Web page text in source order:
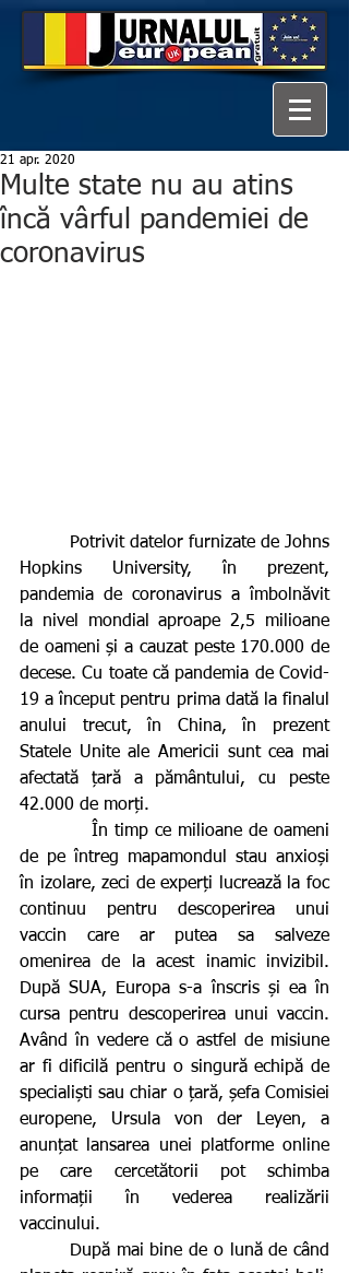
Multe state nu au atins
încă vârful pandemiei de
coronavirus
21 apr. 2020
Hopkins University, în prezent,
pandemia de coronavirus a îmbolnăvit
la nivel mondial aproape 2,5 milioane
de oameni și a cauzat peste 170.000 de
decese. Cu toate că pandemia de Covid-
19 a început pentru prima dată la finalul
anului trecut, în China, în prezent
Statele Unite ale Americii sunt cea mai
afectată țară a pământului, cu peste
42.000 de morți.
de pe întreg mapamondul stau anxioși
în izolare, zeci de experți lucrează la foc
continuu pentru descoperirea unui
vaccin care ar putea sa salveze
omenirea de la acest inamic invizibil.
După SUA, Europa s-a înscris și ea în
cursa pentru descoperirea unui vaccin.
Având în vedere că o astfel de misiune
ar fi dificilă pentru o singură echipă de
specialiști sau chiar o țară, șefa Comisiei
europene, Ursula von der Leyen, a
anunțat lansarea unei platforme online
pe care cercetătorii pot schimba
informații în vederea realizării
vaccinului.